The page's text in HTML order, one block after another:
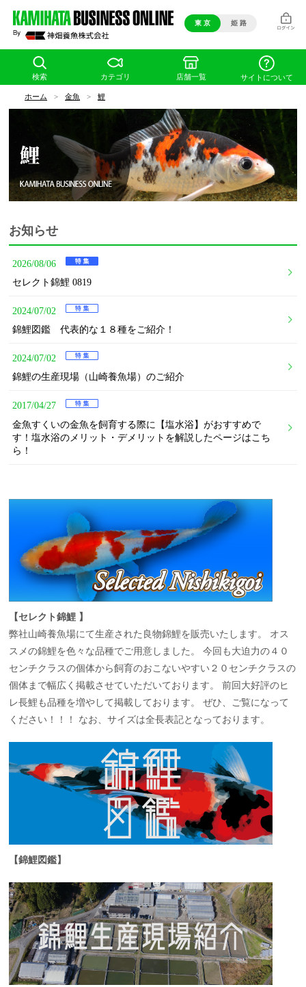
東 京 姫 路
検索 カテゴリ 店舗一覧 サイトについて
ホーム > 金魚 > 鯉
お知らせ
2026/08/06
セレクト錦鯉 0819
2024/07/02
錦鯉図鑑 代表的な１８種をご紹介！
2024/07/02
錦鯉の生産現場（山崎養魚場）のご紹介
2017/04/27
金魚すくいの金魚を飼育する際に【塩水浴】がおすすめで
す！塩水浴のメリット・デメリットを解説したページはこち
ら！
【セレクト錦鯉 】
弊社山崎養魚場にて生産された良物錦鯉を販売いたします。 オス
スメの錦鯉を色々な品種でご用意しました。 今回も大迫力の４０
センチクラスの個体から飼育のおこないやすい２０センチクラスの
個体まで幅広く掲載させていただいております。 前回大好評のヒ
レ長鯉も品種を増やして掲載しております。 ぜひ、ご覧になって
ください！！！
なお、サイズは全長表記となっております。
【錦鯉図鑑】